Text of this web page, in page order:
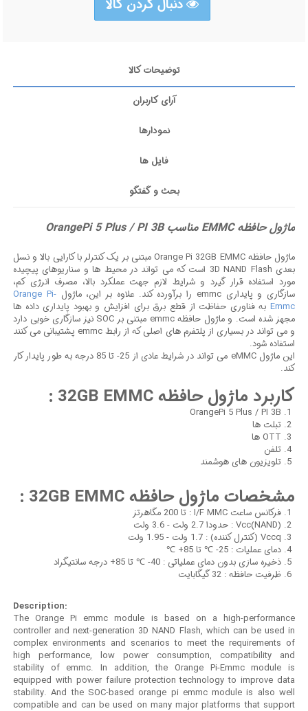
دنبال کردن کالا
توضیحات کالا
آرای کاربران
نمودارها
فایل ها
بحث و گفتگو
ماژول حافظه EMMC مناسب OrangePi 5 Plus / PI 3B
ماژول حافظه Orange Pi 32GB EMMC مبتنی بر یک کنترلر با کارایی بالا و نسل
بعدی 3D NAND Flash است که می تواند در محیط ها و سناریوهای پیچیده
مورد استفاده قرار گیرد و شرایط لازم جهت عملکرد بالا، مصرف انرژی کم،
سازگاری و پایداری emmc را برآورده کند. علاوه بر این، ماژول
Orange Pi-
Emmcبه فناوری حفاظت از قطع برق برای افزایش و بهبود پایداری داده ها
مجهز شده است. و ماژول حافظه emmc مبتنی بر SOC نیز سازگاری خوبی دارد
و می تواند در بسیاری از پلتفرم های اصلی که از رابط emmc پشتیبانی می کنند
استفاده شود.
این ماژول eMMC می تواند در شرایط عادی از 25- تا 85 درجه به طور پایدار کار
کند.
کاربرد ماژول حافظه 32GB EMMC :
OrangePi 5 Plus / PI 3B
تبلت ها
OTT ها
تلفن
تلویزیون های هوشمند
مشخصات ماژول حافظه 32GB EMMC :
فرکانس ساعت I/F MMC : تا 200 مگاهرتز
Vcc(NAND) : حدودا 2.7 ولت - 3.6 ولت
Vccq (کنترل کننده) : 1.7 ولت - 1.95 ولت
دمای عملیات : 25- ℃ تا 85+ ℃
ذخیره سازی بدون دمای عملیاتی : 40- ℃ تا 85+ درجه سانتیگراد
ظرفیت حافظه : 32 گیگابایت
Description:
The Orange Pi emmc module is based on a high-performance
controller and next-generation 3D NAND Flash, which can be used in
complex environments and scenarios to meet the requirements of
high performance, low power consumption, compatibility and
stability of emmc. In addition, the Orange Pi-Emmc module is
equipped with power failure protection technology to improve data
stability. And the SOC-based orange pi emmc module is also well
compatible and can be used on many major platforms that support